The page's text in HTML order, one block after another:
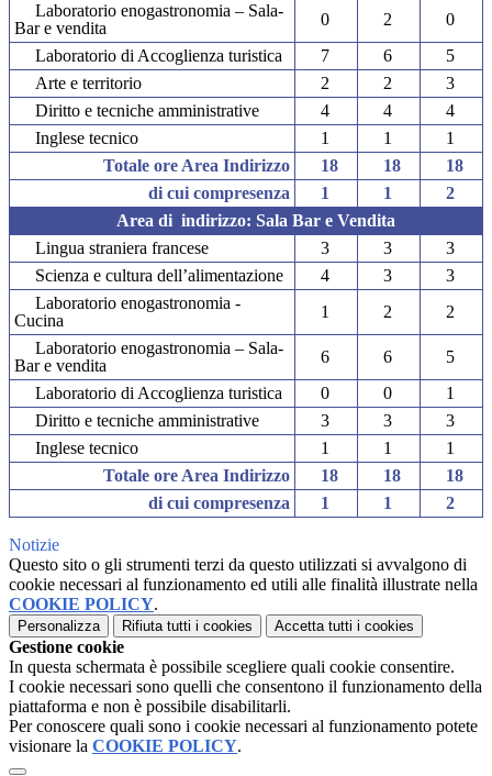
Laboratorio enogastronomia – Sala-
Bar e vendita
0 2
0
Laboratorio di Accoglienza turistica
7 6
5
Arte e territorio
2 2
3
Diritto e tecniche amministrative
4 4
4
Inglese tecnico
1 1
1
Totale ore Area Indirizzo
18 18
18
di cui compresenza
1 1
2
Area di indirizzo: Sala Bar e Vendita
Lingua straniera francese
3 3
3
Scienza e cultura dell’alimentazione
4 3
3
Laboratorio enogastronomia -
Cucina
1 2
2
Laboratorio enogastronomia – Sala-
Bar e vendita
6 6
5
Laboratorio di Accoglienza turistica
0 0
1
Diritto e tecniche amministrative
3 3
3
Inglese tecnico
1 1
1
Totale ore Area Indirizzo
18 18
18
di cui compresenza
1 1 2
Notizie
Questo sito o gli strumenti terzi da questo utilizzati si avvalgono di
cookie necessari al funzionamento ed utili alle finalità illustrate nella
COOKIE POLICY.
Personalizza Rifiuta tutti i cookies Accetta tutti i cookies
Gestione cookie
In questa schermata è possibile scegliere quali cookie consentire.
I cookie necessari sono quelli che consentono il funzionamento della
piattaforma e non è possibile disabilitarli.
Per conoscere quali sono i cookie necessari al funzionamento potete
visionare la COOKIE POLICY.